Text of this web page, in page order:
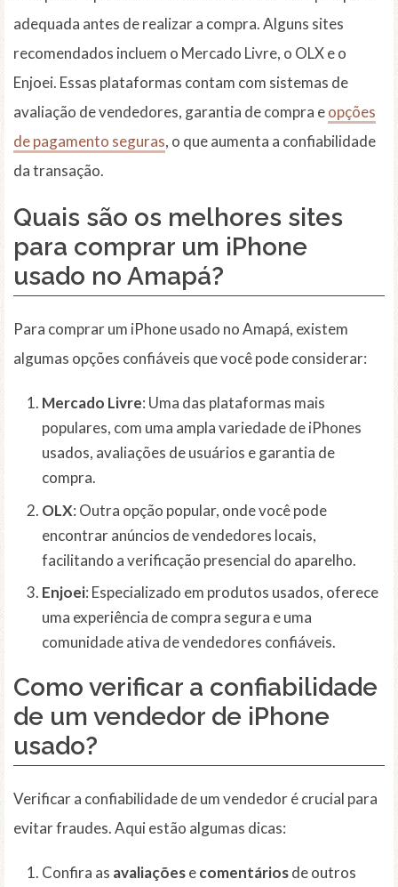
adequada antes de realizar a compra. Alguns sites
recomendados incluem o Mercado Livre, o OLX e o
Enjoei. Essas plataformas contam com sistemas de
avaliação de vendedores, garantia de compra eopções
de pagamento seguras, o que aumenta a confiabilidade
da transação.
Quais são os melhores sites
para comprar um iPhone
usado no Amapá?
Para comprar um iPhone usado no Amapá, existem
algumas opções confiáveis que você pode considerar:
Mercado Livre: Uma das plataformas mais
populares, com uma ampla variedade de iPhones
usados, avaliações de usuários e garantia de
compra.
OLX: Outra opção popular, onde você pode
encontrar anúncios de vendedores locais,
facilitando a verificação presencial do aparelho.
Enjoei: Especializado em produtos usados, oferece
uma experiência de compra segura e uma
comunidade ativa de vendedores confiáveis.
Como verificar a confiabilidade
de um vendedor de iPhone
usado?
Verificar a confiabilidade de um vendedor é crucial para
evitar fraudes. Aqui estão algumas dicas:
Confira as avaliaçõesecomentáriosde outros